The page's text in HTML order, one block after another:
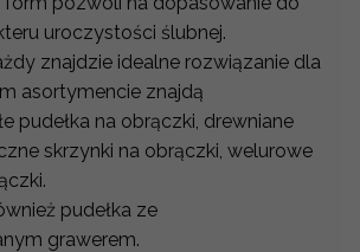
uroczystości ślubnej.
znajdzie idealne rozwiązanie dla
asortymencie znajdą
pudełka na obrączki, drewniane
skrzynki na obrączki, welurowe
pudełka ze
grawerem.